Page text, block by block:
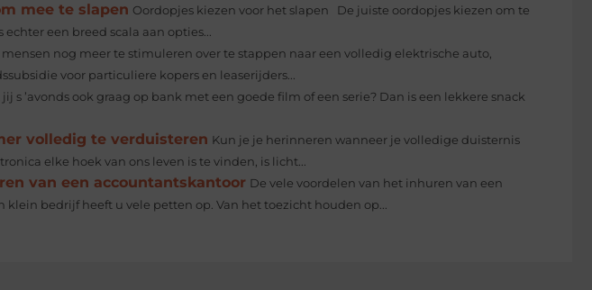
mee te slapen Oordopjes kiezen voor het slapen De juiste oordopjes kiezen om te
een breed scala aan opties...
mensen nog meer te stimuleren over te stappen naar een volledig elektrische auto,
voor particuliere kopers en leaserijders...
jij s ’avonds ook graag op bank met een goede film of een serie? Dan is een lekkere snack
volledig te verduisteren Kun je je herinneren wanneer je volledige duisternis
elke hoek van ons leven is te vinden, is licht...
van een accountantskantoor De vele voordelen van het inhuren van een
klein bedrijf heeft u vele petten op. Van het toezicht houden op...